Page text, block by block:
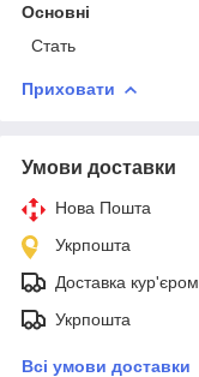
Основні
Стать
Приховати
Умови доставки
Нова Пошта
Укрпошта
Доставка кур'єром
Укрпошта
Всі умови доставки